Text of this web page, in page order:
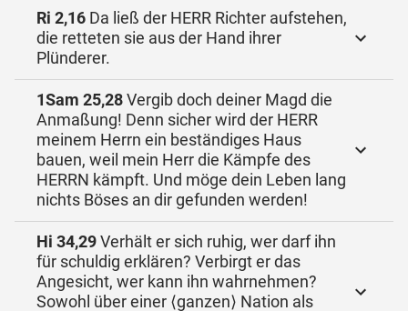
Ri 2,16 Da ließ der HERR Richter aufstehen,
die retteten sie aus der Hand ihrer
Plünderer.
1Sam 25,28Vergib doch deiner Magd die
Anmaßung! Denn sicher wird der HERR
meinem Herrn ein beständiges Haus
bauen, weil mein Herr die Kämpfe des
HERRN kämpft. Und möge dein Leben lang
nichts Böses an dir gefunden werden!
Hi 34,29Verhält er sich ruhig, wer darf ihn
für schuldig erklären? Verbirgt er das
Angesicht, wer kann ihn wahrnehmen?
Sowohl über einer ⟨ganzen⟩ Nation als